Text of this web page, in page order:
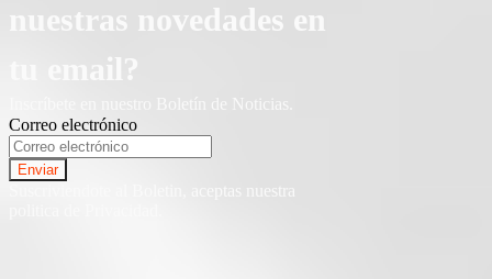
nuestras novedades en
Inscríbete en nuestro Boletín de Noticias.
Correo electrónico
Suscriviendote al Boletin, aceptas nuestra